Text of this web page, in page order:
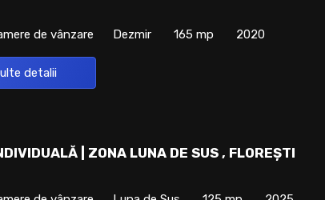
de vânzare Dezmir 165 mp 2020
detalii
| ZONA LUNA DE SUS , FLOREȘTI